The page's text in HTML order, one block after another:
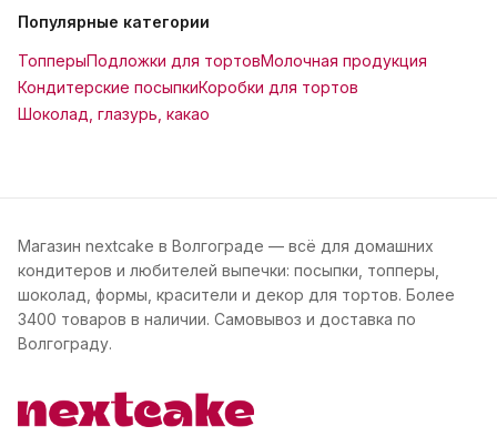
Популярные категории
ТопперыПодложки для тортовМолочная продукция
Кондитерские посыпкиКоробки для тортов
Шоколад, глазурь, какао
Магазин nextcake в Волгограде — всё для домашних
кондитеров и любителей выпечки: посыпки, топперы,
шоколад, формы, красители и декор для тортов. Более
3400 товаров в наличии. Самовывоз и доставка по
Волгограду.